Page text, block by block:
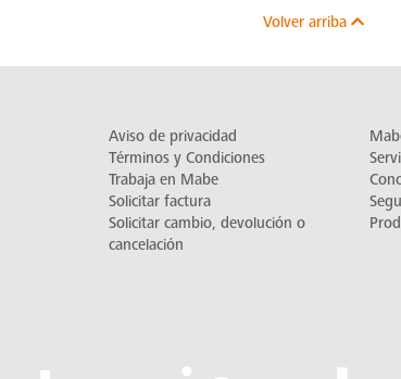
Volver arriba
Aviso de privacidad
Términos y Condiciones
Trabaja en Mabe
Solicitar factura
Solicitar cambio, devolución o
cancelación